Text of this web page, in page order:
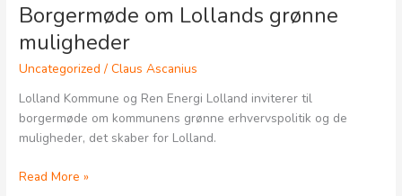
Borgermøde om Lollands grønne
muligheder
Uncategorized /Claus Ascanius
Lolland Kommune og Ren Energi Lolland inviterer til
borgermøde om kommunens grønne erhvervspolitik og de
muligheder, det skaber for Lolland.
Read More »